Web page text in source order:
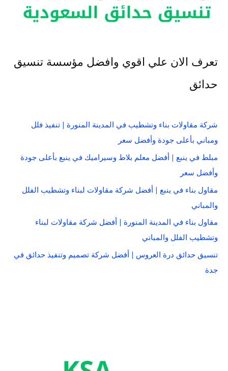
تعرف الان علي اقوي وافضل مؤسسة تنسيق
حدائق
شركة مقاولات بناء وتشطيب في المدينة المنورة | تنفيذ فلل
ومباني بأعلى جودة وأفضل سعر
مبلط في ينبع | أفضل معلم بلاط وسيراميك في ينبع بأعلى جودة
وأفضل سعر
مقاول بناء في ينبع | أفضل شركة مقاولات لبناء وتشطيب الفلل
والمباني
مقاول بناء في المدينة المنورة | أفضل شركة مقاولات لبناء
وتشطيب الفلل والمباني
تنسيق حدائق درة العروس | أفضل شركة تصميم وتنفيذ حدائق في
جدة